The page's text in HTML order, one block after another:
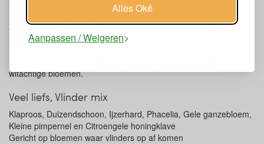
Alles Oké
Aanpassen / Weigeren
Denk aan je, Vergeet-me-niet mix
Vergeet-me-nietje, Korenbloem, Chicorei, Juffertje-in-het-groen,
Duizendblad en Echte kamille
witachtige bloemen.
Veel liefs, Vlinder mix
Klaproos, Duizendschoon, Ijzerhard, Phacelia, Gele ganzebloem,
Kleine pimpernel en Citroengele honingklave
Gericht op bloemen waar vlinders op af komen